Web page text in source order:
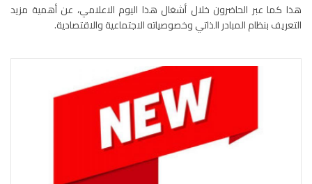
هذا كما عبر الحاضرون خلال أشغال هذا اليوم الاعلامي، عن أهمية مزيد
التعريف بنظام المبادر الذاتي وخصوصياته الاجتماعية والاقتصادية.